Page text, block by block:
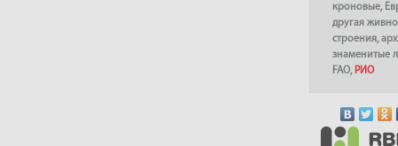
кроновые,
другая
строения,
знаменитые
FAO, РИО